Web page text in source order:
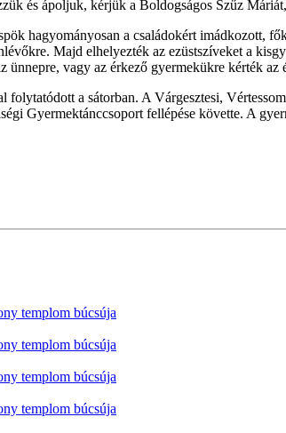
és ápoljuk, kérjük a Boldogságos Szűz
hagyományosan a családokért imádkozott,
Majd elhelyezték az ezüstszíveket a
ünnepre, vagy az érkező gyermekükre kérték az
folytatódott a sátorban. A Várgesztesi,
Gyermektánccsoport fellépése követte. A
templom búcsúja
templom búcsúja
templom búcsúja
templom búcsúja